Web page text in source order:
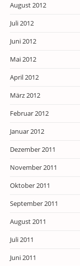
August 2012
Juli 2012
Juni 2012
Mai 2012
April 2012
März 2012
Februar 2012
Januar 2012
Dezember 2011
November 2011
Oktober 2011
September 2011
August 2011
Juli 2011
Juni 2011